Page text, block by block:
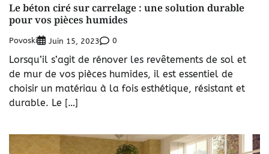
Le béton ciré sur carrelage : une solution durable
pour vos pièces humides
Povoski Juin 15, 2023 0
Lorsqu’il s’agit de rénover les revêtements de sol et
de mur de vos pièces humides, il est essentiel de
choisir un matériau à la fois esthétique, résistant et
durable. Le […]